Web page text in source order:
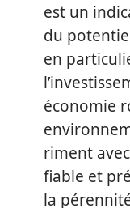
est un
du
en
économie
riment
fiable et
la